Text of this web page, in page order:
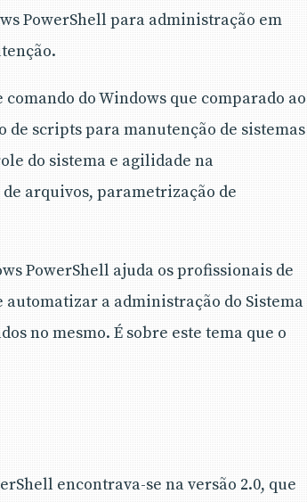
PowerShell para administração em
do Windows que comparado ao
de scripts para manutenção de sistemas
do sistema e agilidade na
arquivos, parametrização de
PowerShell ajuda os profissionais de
a administração do Sistema
no mesmo. É sobre este tema que o
encontrava-se na versão 2.0, que